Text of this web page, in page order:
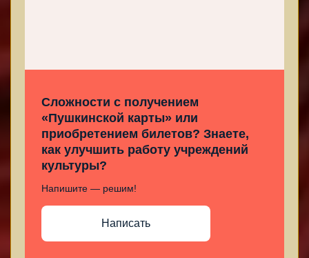
Сложности с получением
«Пушкинской карты» или
приобретением билетов? Знаете,
как улучшить работу учреждений
культуры?
Напишите — решим!
Написать